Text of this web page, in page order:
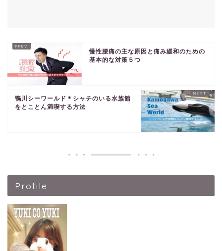
慢性腰痛の主な原因と痛み緩和のための
基本的な対策５つ
鴨川シーワールド＊シャチのいる水族館
をとことん満喫する方法
Profile